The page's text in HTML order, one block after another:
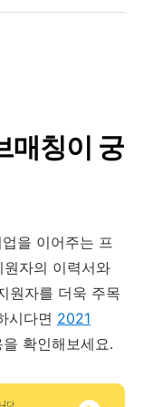
매칭이 궁
을 이어주는 프
자의 이력서와
원자를 더욱 주목
시다면 2021
확인해보세요.